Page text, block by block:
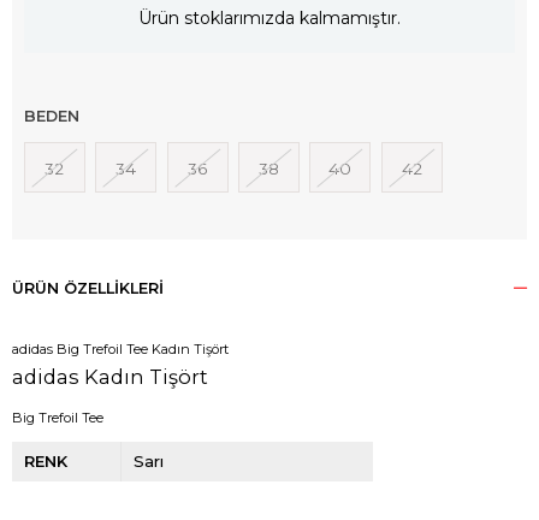
Ürün stoklarımızda kalmamıştır.
BEDEN
32 34 36 38 40 42
ÜRÜN ÖZELLIKLERI
adidas Big Trefoil Tee Kadın Tişört
adidas Kadın Tişört
Big Trefoil Tee
RENK Sarı